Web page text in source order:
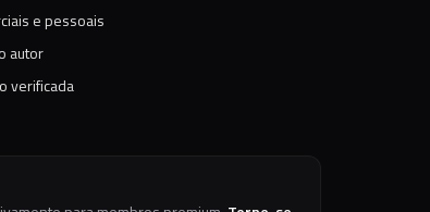
e pessoais
autor
verificada